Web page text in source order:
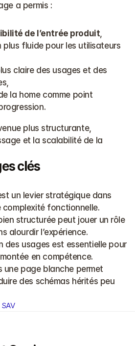
a permis :
de l’entrée produit,
plus fluide pour les utilisateurs
claire des usages et des
la home comme point
plus structurante,
et la scalabilité de la
clés
un levier stratégique dans
fonctionnelle.
structurée peut jouer un rôle
alourdir l’expérience.
des usages est essentielle pour
en compétence.
une page blanche permet
des schémas hérités peu